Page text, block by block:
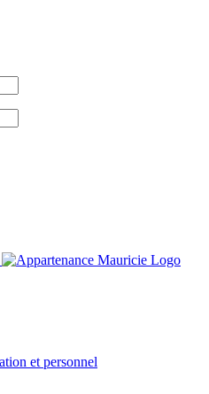
et personnel